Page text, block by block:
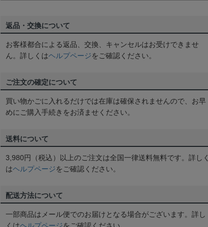
返品・交換について
お客様都合による返品、交換、キャンセルはお受けできませ
ん。詳しくはヘルプページをご確認ください。
ご注文の確定について
買い物かごに入れるだけでは在庫は確保されませんので、お早
めにご購入手続きをお済ませください。
送料について
3,980円（税込）以上のご注文は全国一律送料無料です。詳しく
はヘルプページをご確認ください。
配送方法について
一部商品はメール便でのお届けとなる場合がございます。詳し